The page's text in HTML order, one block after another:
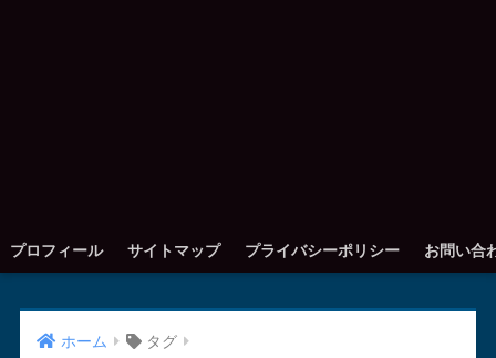
プロフィール サイトマップ プライバシーポリシー お問い合
ホーム タグ